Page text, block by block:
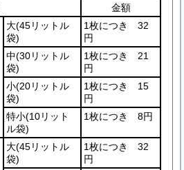
金額
大(45リットル
袋)
1枚につき 32
円
中(30リットル
袋)
1枚につき 21
円
小(20リットル
袋)
1枚につき 15
円
特小(10リット
ル袋)
1枚につき 8円
大(45リットル
袋)
1枚につき 32
円